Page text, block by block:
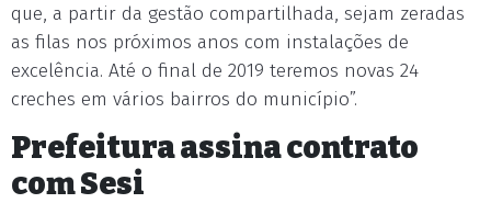
que, a partir da gestão compartilhada, sejam zeradas
as filas nos próximos anos com instalações de
excelência. Até o final de 2019 teremos novas 24
creches em vários bairros do município”.
Prefeitura assina contrato
com Sesi